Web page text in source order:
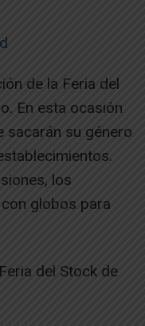
de la Feria del
En esta ocasión
sacarán su género
los
globos para
del Stock de